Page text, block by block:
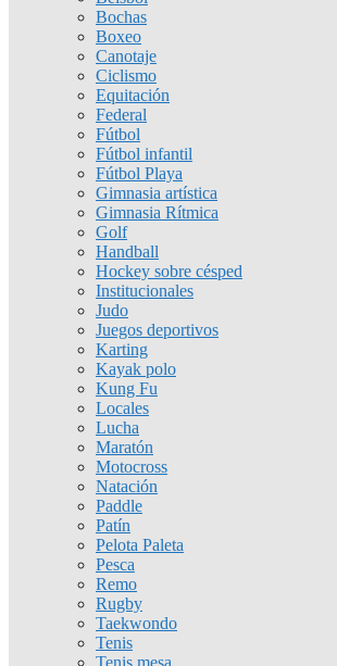
Bochas
Boxeo
Canotaje
Ciclismo
Equitación
Federal
Fútbol
Fútbol infantil
Fútbol Playa
Gimnasia artística
Gimnasia Rítmica
Golf
Handball
Hockey sobre césped
Institucionales
Judo
Juegos deportivos
Karting
Kayak polo
Kung Fu
Locales
Lucha
Maratón
Motocross
Natación
Paddle
Patín
Pelota Paleta
Pesca
Remo
Rugby
Taekwondo
Tenis
Tenis mesa